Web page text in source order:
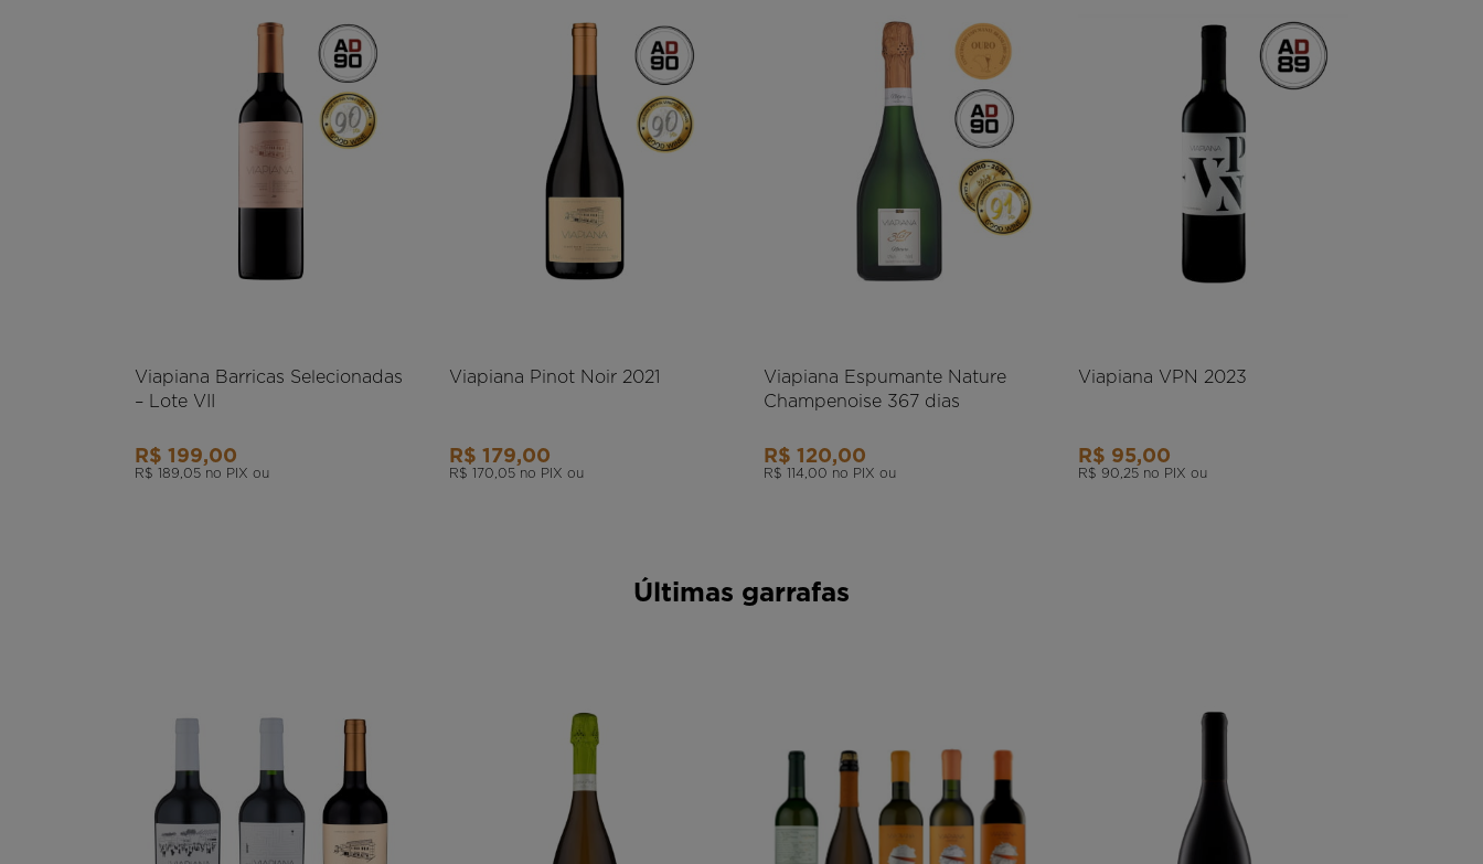
Viapiana Barricas Selecionadas
– Lote VII
R$ 199,00
R$ 189,05 no PIX ou
Viapiana Pinot Noir 2021
R$ 179,00
R$ 170,05 no PIX ou
Viapiana Espumante Nature
Champenoise 367 dias
R$ 120,00
R$ 114,00 no PIX ou
Viapiana VPN 2023
R$ 95,00
R$ 90,25 no PIX ou
Últimas garrafas